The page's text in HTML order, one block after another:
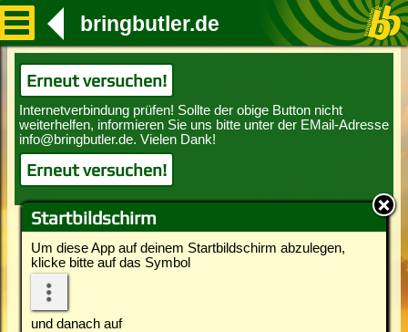
Startbildschirm
Um diese App auf deinem Startbildschirm abzulegen,
klicke bitte auf das Symbol
und danach auf
bringbutler.de
Erneut versuchen!
Erneut versuchen!